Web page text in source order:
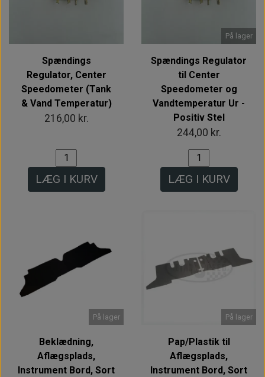
Spændings
Regulator, Center
Speedometer (Tank
& Vand Temperatur)
216,00 kr.
LÆG I KURV
På lager
Spændings Regulator
til Center
Speedometer og
Vandtemperatur Ur -
Positiv Stel
244,00 kr.
LÆG I KURV
På lager
Beklædning,
Aflægsplads,
Instrument Bord, Sort
På lager
Pap/Plastik til
Aflægsplads,
Instrument Bord, Sort